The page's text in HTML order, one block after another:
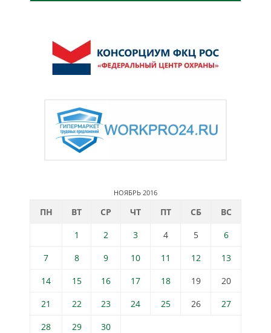
НОЯБРЬ 2016
ПН ВТ СР ЧТ ПТ СБ
ВС
1
2 3 4 5
6
7
8 9 10 11 12
13
14
15 16 17 18 19
20
21
22 23 24 25 26
27
28
29 30